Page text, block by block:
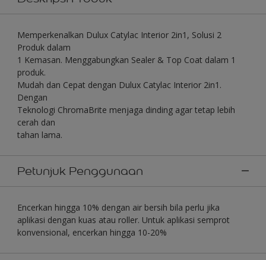
Memperkenalkan Dulux Catylac Interior 2in1, Solusi 2
Produk dalam
1 Kemasan. Menggabungkan Sealer & Top Coat dalam 1
produk.
Mudah dan Cepat dengan Dulux Catylac Interior 2in1.
Dengan
Teknologi ChromaBrite menjaga dinding agar tetap lebih
cerah dan
tahan lama.
Petunjuk Penggunaan
Encerkan hingga 10% dengan air bersih bila perlu jika
aplikasi dengan kuas atau roller. Untuk aplikasi semprot
konvensional, encerkan hingga 10-20%